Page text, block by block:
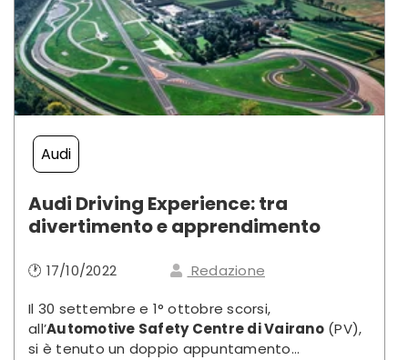
Audi
Audi Driving Experience: tra
divertimento e apprendimento
🕐 17/10/2022
Redazione
Il 30 settembre e 1° ottobre scorsi,
all’Automotive Safety Centre di Vairano(PV),
si è tenuto un doppio appuntamento...